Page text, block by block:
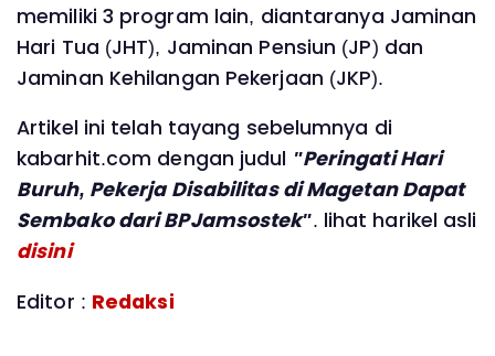
memiliki 3 program lain, diantaranya Jaminan
Hari Tua (JHT), Jaminan Pensiun (JP) dan
Jaminan Kehilangan Pekerjaan (JKP).
Artikel ini telah tayang sebelumnya di
kabarhit.com dengan judul "Peringati Hari
Buruh, Pekerja Disabilitas di Magetan Dapat
Sembako dari BPJamsostek". lihat harikel asli
disini
Editor : Redaksi